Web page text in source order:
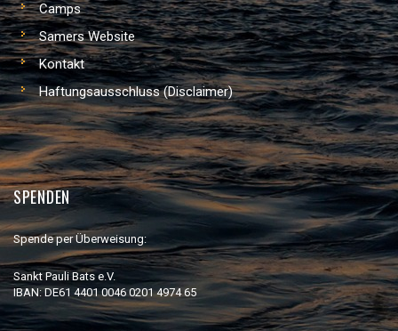
Camps
Samers Website
Kontakt
Haftungsausschluss (Disclaimer)
SPENDEN
Spende per Überweisung:
Sankt Pauli Bats e.V.
IBAN: DE61 4401 0046 0201 4974 65